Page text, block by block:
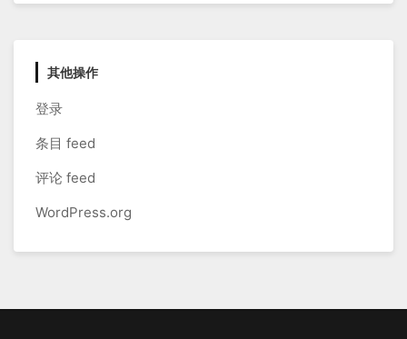
其他操作
登录
条目 feed
评论 feed
WordPress.org